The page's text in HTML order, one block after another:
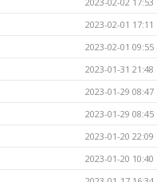
2023-02-01 17:11
2023-02-01 09:55
2023-01-31 21:48
2023-01-29 08:47
2023-01-29 08:45
2023-01-20 22:09
2023-01-20 10:40